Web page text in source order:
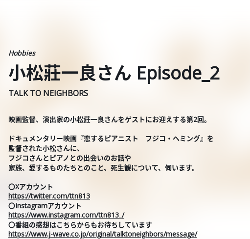
Hobbies
小松莊一良さん Episode_2
TALK TO NEIGHBORS
映画監督、演出家の小松莊一良さんをゲストにお迎えする第2回。
ドキュメンタリー映画『恋するピアニスト フジコ・ヘミング』を
監督された小松さんに、
フジコさんとピアノとの出会いのお話や
家族、愛するものたちとのこと、死生観について、伺います。
〇Xアカウント
https://twitter.com/ttn813
〇Instagramアカウント
https://www.instagram.com/ttn813_/
〇番組の感想はこちらからもお待ちしています
https://www.j-wave.co.jp/original/talktoneighbors/message/